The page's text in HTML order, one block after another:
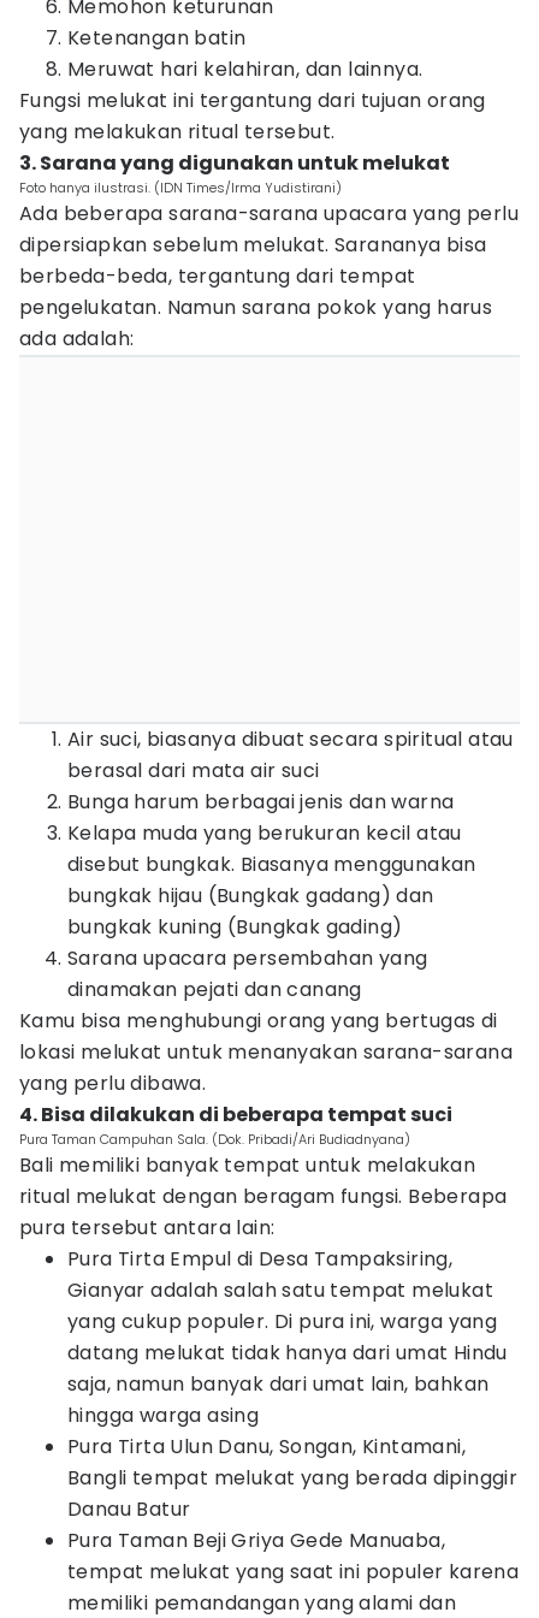
Memohon keturunan
Ketenangan batin
Meruwat hari kelahiran, dan lainnya.
Fungsi melukat ini tergantung dari tujuan orang
yang melakukan ritual tersebut.
3. Sarana yang digunakan untuk melukat
Foto hanya ilustrasi. (IDN Times/Irma Yudistirani)
Ada beberapa sarana-sarana upacara yang perlu
dipersiapkan sebelum melukat. Sarananya bisa
berbeda-beda, tergantung dari tempat
pengelukatan. Namun sarana pokok yang harus
ada adalah:
Air suci, biasanya dibuat secara spiritual atau
berasal dari mata air suci
Bunga harum berbagai jenis dan warna
Kelapa muda yang berukuran kecil atau
disebut bungkak. Biasanya menggunakan
bungkak hijau (Bungkak gadang) dan
bungkak kuning (Bungkak gading)
Sarana upacara persembahan yang
dinamakan pejati dan canang
Kamu bisa menghubungi orang yang bertugas di
lokasi melukat untuk menanyakan sarana-sarana
yang perlu dibawa.
4. Bisa dilakukan di beberapa tempat suci
Pura Taman Campuhan Sala. (Dok. Pribadi/Ari Budiadnyana)
Bali memiliki banyak tempat untuk melakukan
ritual melukat dengan beragam fungsi. Beberapa
pura tersebut antara lain:
Pura Tirta Empul di Desa Tampaksiring,
Gianyar adalah salah satu tempat melukat
yang cukup populer. Di pura ini, warga yang
datang melukat tidak hanya dari umat Hindu
saja, namun banyak dari umat lain, bahkan
hingga warga asing
Pura Tirta Ulun Danu, Songan, Kintamani,
Bangli tempat melukat yang berada dipinggir
Danau Batur
Pura Taman Beji Griya Gede Manuaba,
tempat melukat yang saat ini populer karena
memiliki pemandangan yang alami dan